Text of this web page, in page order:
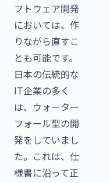
フトウェア開発
においては、作
りながら直すこ
とも可能です。
日本の伝統的な
IT企業の多く
は、ウォーター
フォール型の開
発をしていまし
た。これは、仕
様書に沿って正